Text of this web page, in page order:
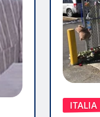
ITALIA